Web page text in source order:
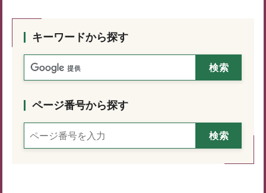
キーワードから探す
ページ番号から探す